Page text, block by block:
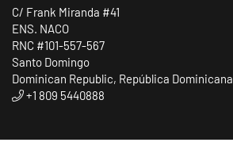
C/ Frank Miranda #41
ENS. NACO
RNC #101-557-567
Santo Domingo
Dominican Republic, República Dominicana
+1 809 5440888